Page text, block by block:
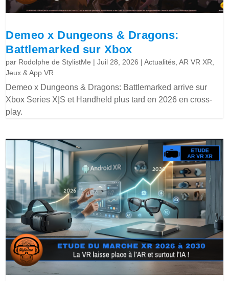
Demeo x Dungeons & Dragons:
Battlemarked sur Xbox
par Rodolphe de StylistMe |Juil 28, 2026 |Actualités,AR VR XR,
Jeux & App VR
Demeo x Dungeons & Dragons: Battlemarked arrive sur
Xbox Series X|S et Handheld plus tard en 2026 en cross-
play.